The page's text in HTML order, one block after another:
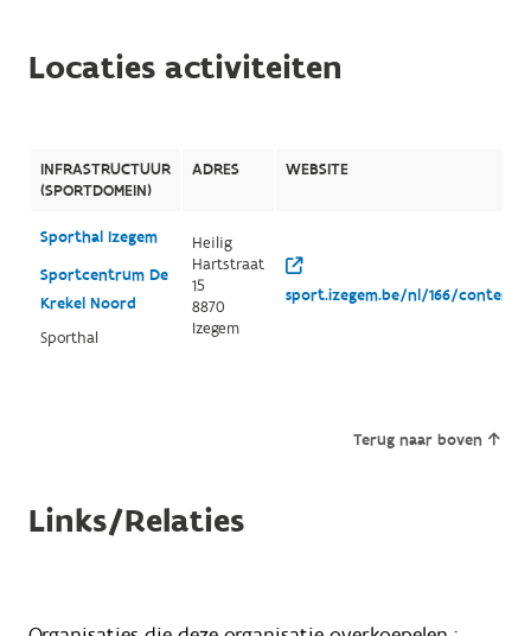
Locaties activiteiten
INFRASTRUCTUUR
(SPORTDOMEIN)
ADRES WEBSITE
Sporthal Izegem
Sportcentrum De
Krekel Noord
Sporthal
Heilig
Hartstraat
15
8870
Izegem
sport.izegem.be/nl/166/content/
Terug naar boven
Links/Relaties